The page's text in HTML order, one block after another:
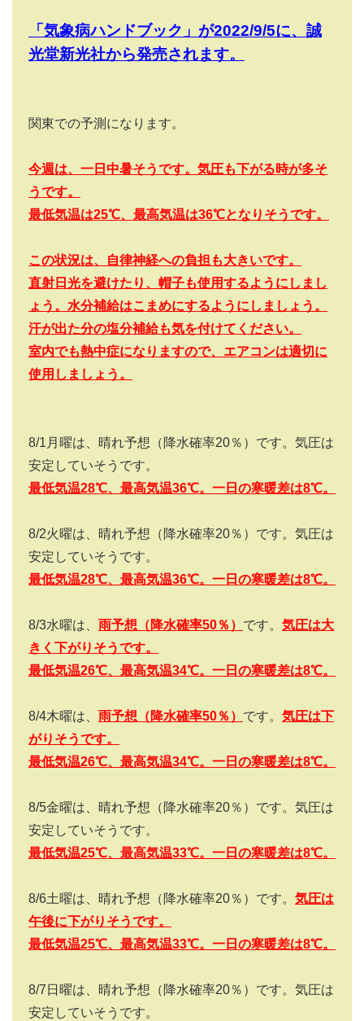
「気象病ハンドブック」が2022/9/5に、誠
光堂新光社から発売されます。
関東での予測になります。
今週は、一日中暑そうです。気圧も下がる時が多そ
うです。
最低気温は25℃、最高気温は36℃となりそうです。
この状況は、自律神経への負担も大きいです。
直射日光を避けたり、帽子も使用するようにしまし
ょう。水分補給はこまめにするようにしましょう。
汗が出た分の塩分補給も気を付けてください。
室内でも熱中症になりますので、エアコンは適切に
使用しましょう。
8/1 月曜は、晴れ予想（降水確率20％）です。気圧は
安定していそうです。
最低気温28℃、最高気温36℃。一日の寒暖差は8℃。
8/2火曜は、晴れ予想（降水確率20％）です。気圧は
安定していそうです。
最低気温28℃、最高気温36℃。一日の寒暖差は8℃。
8/3水曜は、 雨予想（降水確率50％） です。 気圧は大
きく下がりそうです。
最低気温26℃、最高気温34℃。一日の寒暖差は8℃。
8/4木曜は、 雨予想（降水確率50％） です。 気圧は下
がりそうです。
最低気温26℃、最高気温34℃。一日の寒暖差は8℃。
8/5金曜は、晴れ予想（降水確率20％）です。気圧は
安定していそうです。
最低気温25℃、最高気温33℃。 一日の寒暖差は8℃。
8/6土曜は、晴れ予想（降水確率20％）です。 気圧は
午後に下がりそうです。
最低気温25℃、最高気温33℃。 一日の寒暖差は8℃。
8/7 日曜は、晴れ予想（降水確率20％）です。気圧は
安定していそうです。